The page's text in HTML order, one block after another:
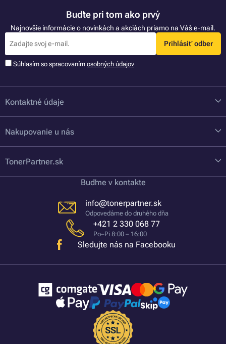
Buďte pri tom ako prvý
Najnovšie informácie o novinkách a akciách priamo na Váš e-mail.
Prihlásiť odber
Súhlasím so spracovaním osobných údajov
Kontaktné údaje
Nakupovanie u nás
TonerPartner.sk
Buďme v kontakte
info@tonerpartner.sk
Odpovedáme do druhého dňa
+421 2 330 068 77
Po–Pi 8:00 – 16:00
Sledujte nás na Facebooku